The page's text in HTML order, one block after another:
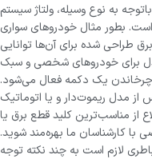
به نوع وسیله، ولتاژ سیستم
است. بطور مثال خودروهای سواری
قطع‌کن‌های برق طراحی شده برای آن‌ها توانایی
مدل برای خودروهای شخصی و سبک
یک دکمه فعال می‌شود.
از مدل ریموت‌دار و یا اتوماتیک
از مناسب‌ترین کلید قطع برق یا
با کارشناسان ما بهره‌مند شوید.
لازم است به چند نکته توجه